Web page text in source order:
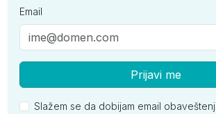
Email
Prijavi me
Slažem se da dobijam email